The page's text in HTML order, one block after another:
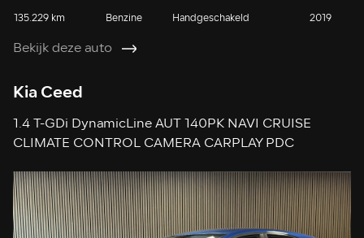
135.229 km Benzine Handgeschakeld 2019
Bekijk deze auto
Kia Ceed
1.4 T-GDi DynamicLine AUT 140PK NAVI CRUISE
CLIMATE CONTROL CAMERA CARPLAY PDC